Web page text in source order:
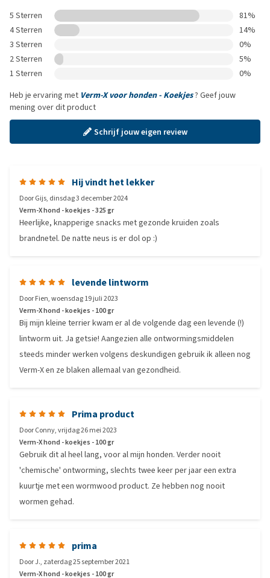
5 Sterren
81%
4 Sterren
14%
3 Sterren
0%
2 Sterren
5%
1 Sterren
0%
Heb je ervaring met Verm-X voor honden - Koekjes? Geef jouw
mening over dit product
Schrijf jouw eigen review
Hij vindt het lekker
DoorGijs, dinsdag 3 december 2024
Verm-X hond - koekjes - 325 gr
Heerlijke, knapperige snacks met gezonde kruiden zoals
brandnetel. De natte neus is er dol op :)
levende lintworm
DoorFien,woensdag 19 juli 2023
Verm-X hond - koekjes - 100 gr
Bij mijn kleine terrier kwam er al de volgende dag een levende (!)
lintworm uit. Ja getsie! Aangezien alle ontwormingsmiddelen
steeds minder werken volgens deskundigen gebruik ik alleen nog
Verm-X en ze blaken allemaal van gezondheid.
Prima product
DoorConny,vrijdag 26 mei 2023
Verm-X hond - koekjes - 100 gr
Gebruik dit al heel lang, voor al mijn honden. Verder nooit
'chemische' ontworming, slechts twee keer per jaar een extra
kuurtje met een wormwood product. Ze hebben nog nooit
wormen gehad.
prima
DoorJ., zaterdag 25 september 2021
Verm-X hond - koekjes - 100 gr